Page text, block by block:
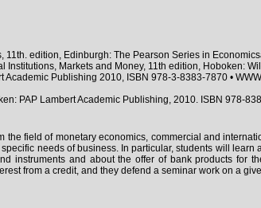
11th. edition, Edinburgh: The Pearson Series in
Markets and Money, 11th edition, Hoboken:
Publishing 2010, ISBN 978-3-8383-7870 •
PAP Lambert Academic Publishing, 2010. ISBN 978-
field of monetary economics, commercial and
needs of business. In particular, students will learn
instruments and about the offer of bank products for
from a credit, and they defend a seminar work on a